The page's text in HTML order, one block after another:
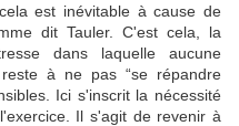
est inévitable à cause de
dit Tauler. C'est cela, la
dans laquelle aucune
à ne pas “se répandre
Ici s'inscrit la nécessité
Il s'agit de revenir à